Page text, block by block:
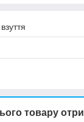
товару